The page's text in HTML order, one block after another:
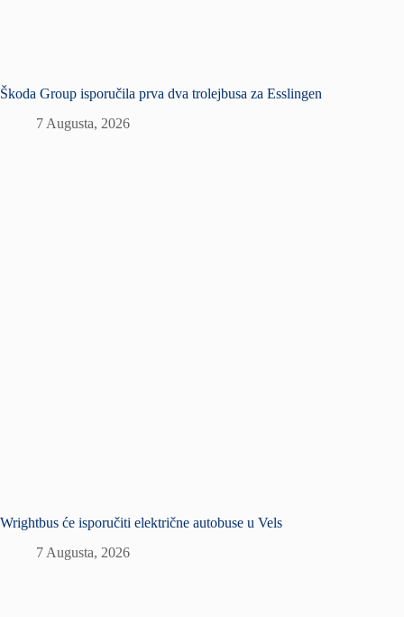
Škoda Group isporučila prva dva trolejbusa za Esslingen
7 Augusta, 2026
Wrightbus će isporučiti električne autobuse u Vels
7 Augusta, 2026